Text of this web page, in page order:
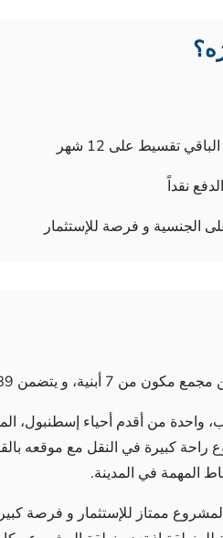
الجنسية و فرصة للإستثمار
389 وحدة سكنية بنماذج 1+1، 1+2 و 1+3.
واحدة من أقدم أحياء إسطنبول،
راحة كبيرة في النقل مع موقعه
المهمة في المدينة.
ممتاز للإستثمار و فرصة